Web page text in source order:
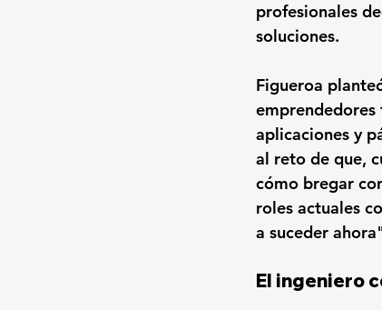
profesionales
soluciones.
Figueroa
emprendedores
aplicaciones y
al reto de que,
cómo bregar
roles actuales
a suceder
El ingeniero